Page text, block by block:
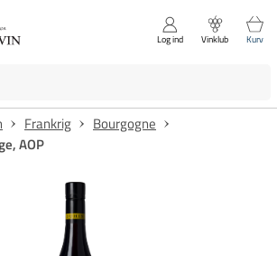
Luk
Log ind Vinklub Kurv
Frankrig
Bourgogne
AOP